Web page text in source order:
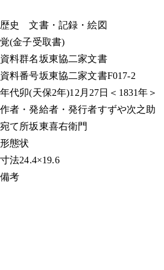
歴史
文書・記録・絵図
覚(金子受取書)
資料群名坂東協二家文書
資料番号坂東協二家文書F017-2
年代卯(天保2年)12月27日＜1831年＞
作者・発給者・発行者すずや次之助
宛て所坂東喜右衛門
形態状
寸法24.4×19.6
備考